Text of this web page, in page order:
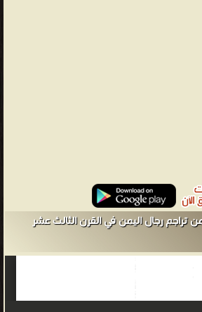
تراجم رجال اليمن في القرن الثالث عشر